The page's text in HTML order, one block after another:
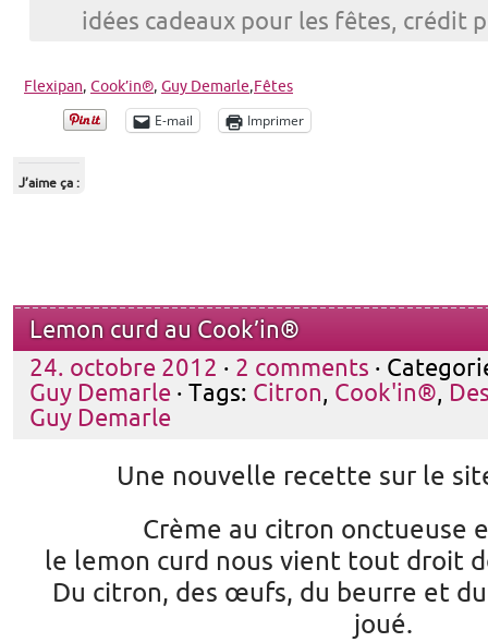
idées cadeaux pour les fêtes, crédit
Flexipan, Cook’in®, Guy Demarle, Fêtes
E-mail Imprimer
J’aime ça :
Lemon curd au Cook’in®
24. octobre 2012 · 2 comments ·
Guy Demarle · Tags: Citron, Cook'in®,
Guy Demarle
Une nouvelle recette sur le
Crème au citron onctueuse
le lemon curd nous vient tout droit
Du citron, des œufs, du beurre et
joué.